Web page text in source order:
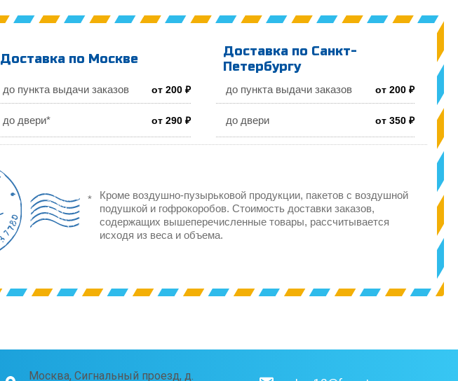
Доставка по Москве
до пункта выдачи заказов от 200 ₽
до двери* от 290 ₽
Доставка по Санкт-
Петербургу
до пункта выдачи заказов от 200 ₽
до двери от 350 ₽
Кроме воздушно-пузырьковой продукции, пакетов с воздушной
подушкой и гофрокоробов. Стоимость доставки заказов,
содержащих вышеперечисленные товары, рассчитывается
исходя из веса и объема.
Москва, Сигнальный проезд, д.